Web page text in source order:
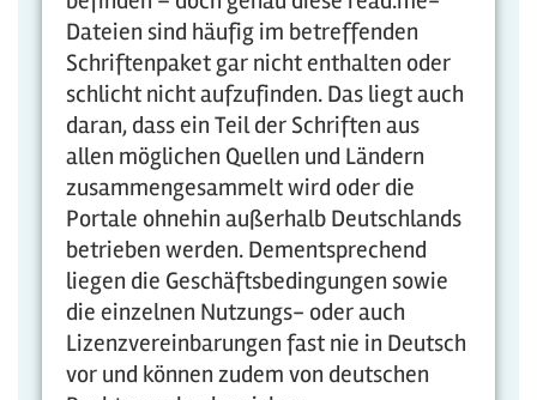
Dateien sind häufig im betreffenden
Schriftenpaket gar nicht enthalten oder
schlicht nicht aufzufinden. Das liegt auch
daran, dass ein Teil der Schriften aus
allen möglichen Quellen und Ländern
zusammengesammelt wird oder die
Portale ohnehin außerhalb Deutschlands
betrieben werden. Dementsprechend
liegen die Geschäftsbedingungen sowie
die einzelnen Nutzungs- oder auch
Lizenzvereinbarungen fast nie in Deutsch
vor und können zudem von deutschen